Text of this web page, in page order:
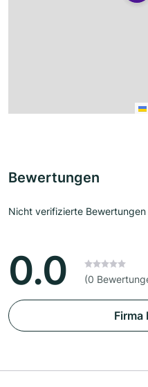
Bewertungen
Nicht verifizierte Bewertungen
0.0 (0
Firma